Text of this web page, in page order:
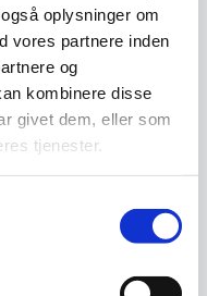
oplysninger om
vores partnere inden
og
kombinere disse
givet dem, eller som
tjenester.
her